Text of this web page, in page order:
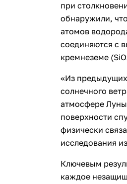
при
обнаружили,
атомов
соединяются с
кремнеземе
«Из
солнечного
атмосфере
поверхности
физически
исследования
Ключевым
каждое